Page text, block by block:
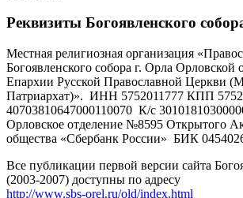
Реквизиты Богоявленского
Местная религиозная организация
Богоявленского собора г. Орла Орловской
Епархии Русской Православной Церкви
Патриархат)». ИНН 5752011777 КПП
40703810647000110070 К/с
Орловское отделение №8595 Открытого
общества «Сбербанк России» БИК
Все публикации первой версии сайта
(2003-2007) доступны по адресу
http://www.sbs-orel.ru/old/index.html